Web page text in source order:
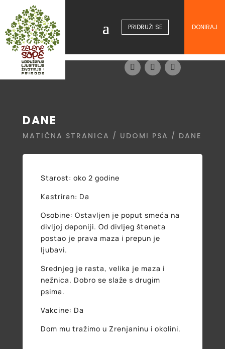
PRIDRUŽI SE DONIRAJ
DANE
MATIČNA STRANICA / UDOMI PSA / DANE
Starost: oko 2 godine
Kastriran: Da
Osobine: Ostavljen je poput smeća na
divljoj deponiji. Od divljeg šteneta
postao je prava maza i prepun je
ljubavi.
Srednjeg je rasta, velika je maza i
nežnica. Dobro se slaže s drugim
psima.
Vakcine: Da
Dom mu tražimo u Zrenjaninu i okolini.